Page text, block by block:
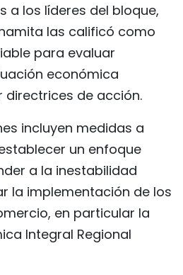
a los líderes del bloque,
las calificó como
para evaluar
económica
directrices de acción.
incluyen medidas a
un enfoque
a la inestabilidad
la implementación de los
en particular la
Integral Regional